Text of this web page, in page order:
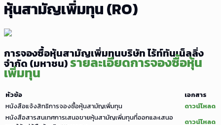
หุ้นสามัญเพิ่มทุน (RO)
การจองซื้อหุ้นสามัญเพิ่มทุนบริษัท ไร้ท์ทันเน็ลลิ่ง
จำกัด (มหาชน) รายละเอียดการจองซื้อหุ้น
เพิ่มทุน
หัวข้อ
เอกสาร
หนังสือแจ้งสิทธิการจองซื้อหุ้นสามัญเพิ่มทุน
ดาวน์โหลด
หนังสือสารสนเทศการเสนอขายหุ้นสามัญเพิ่มทุนที่ออกและเสนอ
ดาวน์โหลด